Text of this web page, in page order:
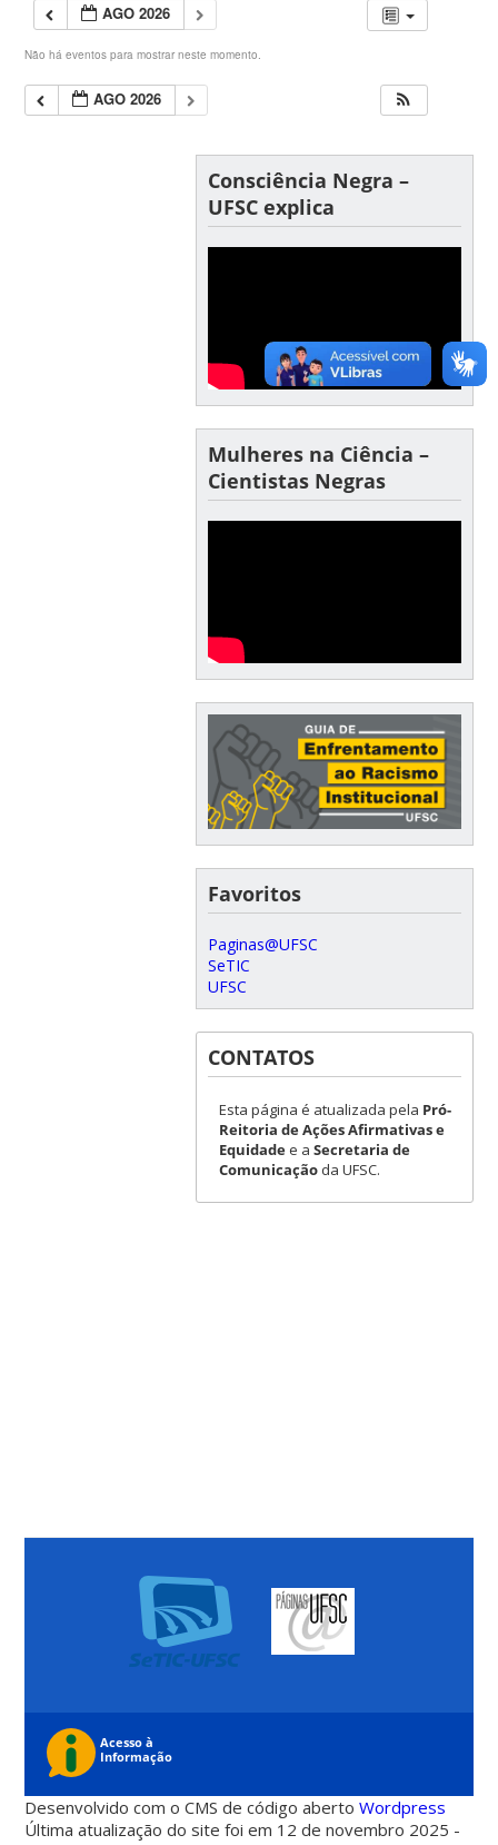
AGO 2026
Não há eventos para mostrar neste momento.
AGO 2026
Consciência Negra –
UFSC explica
Mulheres na Ciência –
Cientistas Negras
Favoritos
Paginas@UFSC
SeTIC
UFSC
CONTATOS
Esta página é atualizada pela Pró-
Reitoria de Ações Afirmativas e
Equidadee a Secretaria de
Comunicaçãoda UFSC.
Desenvolvido com o CMS de código abertoWordpress
Última atualização do site foi em 12 de novembro 2025 -